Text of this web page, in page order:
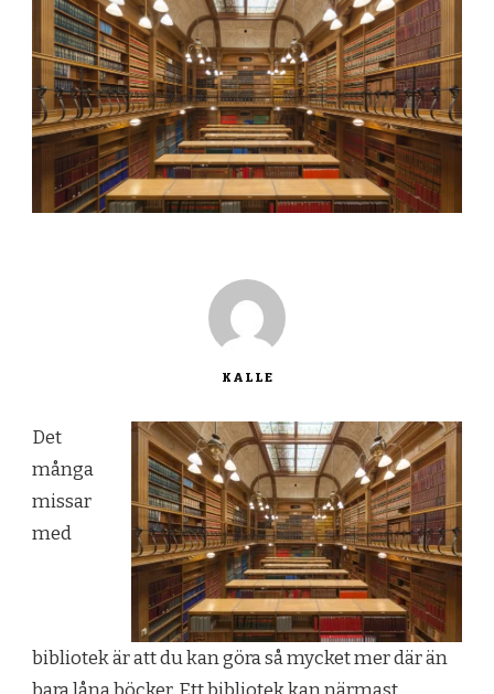
KALLE
Det
många
missar
med
bibliotek är att du kan göra så mycket mer där än